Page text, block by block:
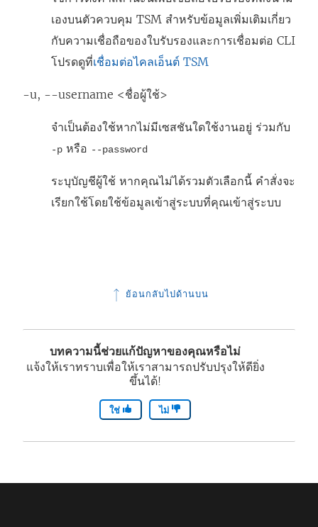
เองบนตัวควบคุม TSM สำหรับข้อมูลเพิ่มเติมเกี่ยว
กับความเชื่อถือของใบรับรองและการเชื่อมต่อ CLI
โปรดดูที่เชื่อมต่อไคลเอ็นต์ TSM
-u, --username <ชื่อผู้ใช้>
จำเป็นต้องใช้หากไม่มีเซสชันใดใช้งานอยู่ ร่วมกับ
-p หรือ --password
ระบุบัญชีผู้ใช้ หากคุณไม่ได้รวมตัวเลือกนี้ คำสั่งจะ
เรียกใช้โดยใช้ข้อมูลเข้าสู่ระบบที่คุณเข้าสู่ระบบ
ย้อนกลับไปด้านบน
บทความนี้ช่วยแก้ปัญหาของคุณหรือไม่
แจ้งให้เราทราบเพื่อให้เราสามารถปรับปรุงให้ดียิ่ง
ขึ้นได้!
ใช่ ไม่